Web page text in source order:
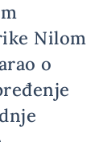
Nilom
o